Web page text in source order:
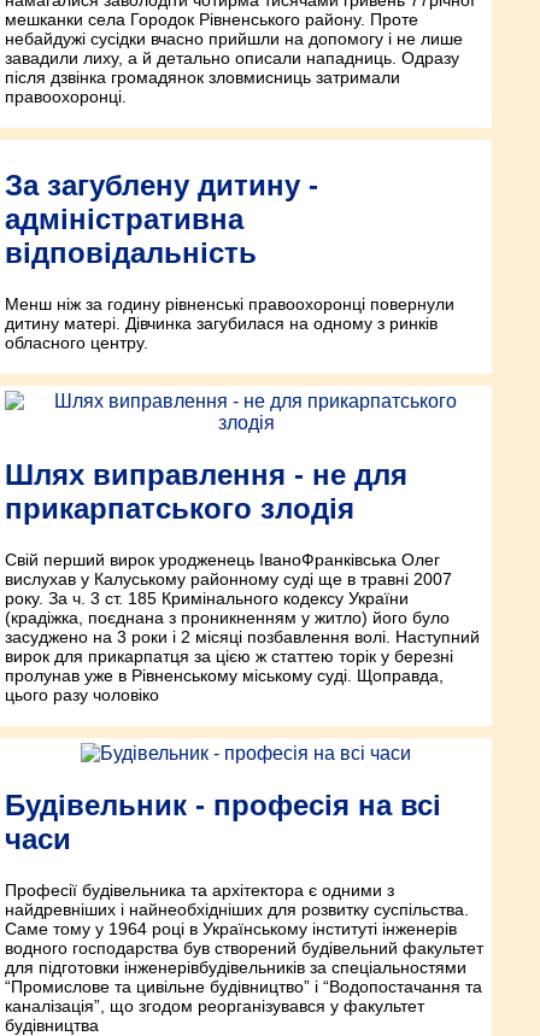
мешканки села Городок Рівненського району. Проте
небайдужі сусідки вчасно прийшли на допомогу і не лише
завадили лиху, а й детально описали нападниць. Одразу
після дзвінка громадянок зловмисниць затримали
правоохоронці.
За загублену дитину -
адміністративна
відповідальність
Менш ніж за годину рівненські правоохоронці повернули
дитину матері. Дівчинка загубилася на одному з ринків
обласного центру.
Шлях виправлення - не для
прикарпатського злодія
Свій перший вирок уродженець Івано­Франківська Олег
вислухав у Калуському районному суді ще в травні 2007
року. За ч. 3 ст. 185 Кримінального кодексу України
(крадіжка, поєднана з проникненням у житло) його було
засуджено на 3 роки і 2 місяці позбавлення волі. Нас­тупний
вирок для прикарпатця за цією ж статтею торік у березні
пролунав уже в Рівненському міському суді. Щоправда,
цього разу чоловіко
Будівельник - професія на всі
часи
Професії будівельника та архітектора є одними з
найдревніших і найнеобхідніших для розвитку суспільства.
Саме тому у 1964 році в Українському інституті інженерів
водного господарства був створений будівельний факультет
для підготовки інженерів­будівельників за спеціальностями
“Промислове та цивільне будівництво” і “Водопостачання та
каналізація”, що згодом реорганізувався у факультет
будівництва